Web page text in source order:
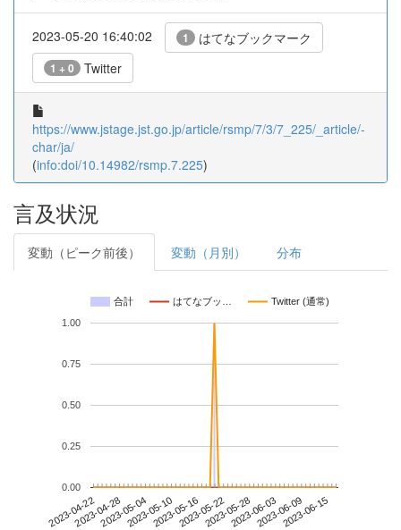
2023-05-20 16:40:02 1 はてなブックマーク
1 + 0 Twitter
https://www.jstage.jst.go.jp/article/rsmp/7/3/7_225/_article/-
char/ja/
(info:doi/10.14982/rsmp.7.225)
言及状況
変動（ピーク前後） 変動（月別） 分布
合計 はてなブッ… Twitter (通常)
2023-04-222023-04-282023-05-042023-05-102023-05-162023-05-222023-05-282023-06-032023-06-092023-06-15
0.00
0.25
0.50
0.75
1.00